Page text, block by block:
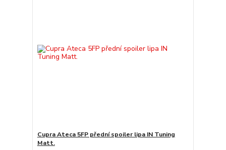
Cupra Ateca 5FP přední spoiler lipa IN Tuning
Matt.